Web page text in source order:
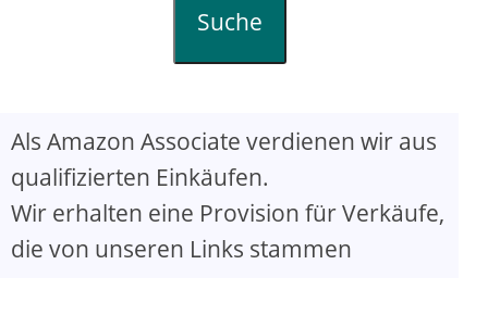
Suche
Als Amazon Associate verdienen wir aus
qualifizierten Einkäufen.
Wir erhalten eine Provision für Verkäufe,
die von unseren Links stammen